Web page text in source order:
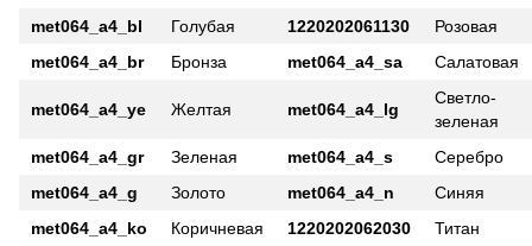
met064_a4_bl
Голубая 1220202061130
Розовая
met064_a4_br
Бронза met064_a4_sa Салатовая
met064_a4_ye Желтая met064_a4_lg
Светло-
зеленая
met064_a4_gr
Зеленая met064_a4_s
Серебро
met064_a4_g
Золото met064_a4_n
Синяя
met064_a4_ko
Коричневая 1220202062030
Титан